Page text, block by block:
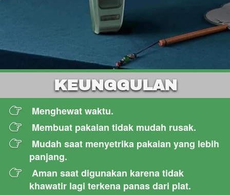
KEUNGGULAN
Menghewat waktu.
Membuat pakaian tidak mudah rusak.
Mudah saat menyetrika pakaian yang lebih
panjang.
Aman saat digunakan karena tidak
khawatir lagi terkena panas dari plat.